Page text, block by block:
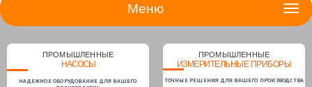
Меню
ПРОМЫШЛЕННЫЕ
НАСОСЫ
НАДЕЖНОЕ ОБОРУДОВАНИЕ ДЛЯ ВАШЕГО
ПРОМЫШЛЕННЫЕ
ИЗМЕРИТЕЛЬНЫЕ ПРИБОРЫ
ТОЧНЫЕ РЕШЕНИЯ ДЛЯ ВАШЕГО ПРОИЗВОДСТВА